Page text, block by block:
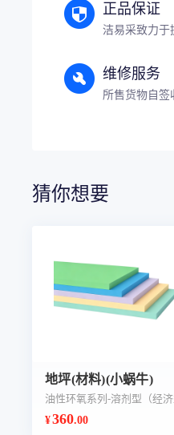
正品保证
洁易采致力于
维修服务
所售货物自签
猜你想要
地坪(材料)(小蜗牛)
油性环氧系列-溶剂型（经济
¥360.00